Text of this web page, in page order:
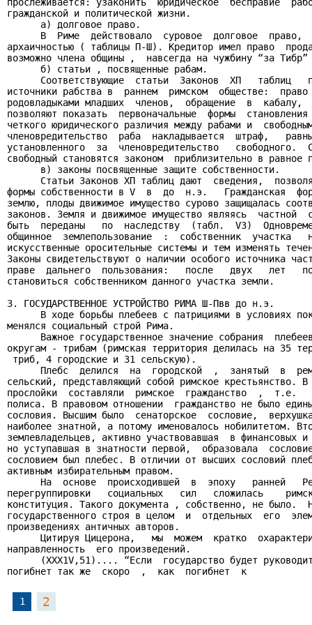
гражданской и политической жизни.
      а) долговое право.
В  Риме  действовало  суровое  долговое  право,
архаичностью ( таблицы П-Ш). Кредитор имел право
возможно члена общины ,  навсегда на чужбину “за
      б) статьи , посвященные рабам.
Соответствующие  статьи  Законов  ХП   таблиц
источники рабства в  раннем  римском  обществе:
родовладыками младших  членов,  обращение  в  кабалу,
позволяют показать  первоначальные  формы
четкого юридического различия между рабами и
членовредительство  раба  накладывается  штраф,
установленного  за  членовредительство   свободного.
свободный становятся законом  приблизительно в равное
      в) законы посвященные защите собственности.
Статьи Законов ХП таблиц дают  сведения,
формы собственности в V  в  до  н.э.   Гражданская
землю, плоды движимое имущество сурово защищалась
законов. Земля и движимое имущество являясь  частной
быть  переданы   по  наследству  (табл.  V3)
общинное  землепользование  :  собственник  участка
искусственные оросительные системы и тем изменять
Законы свидетельствуют о наличии особого источника
праве  дальнего  пользования:   после   двух   лет
становиться собственником данного участка земли.
3. ГОСУДАРСТВЕННОЕ УСТРОЙСТВО РИМА Ш-Пвв до н.э.
В ходе борьбы плебеев с патрициями в условиях
менялся социальный строй Рима.
Важное государственное значение собрания
округам - трибам (римская территория делилась на 35
триб, 4 городские и 31 сельскую).
Плебс  делился  на  городской  ,  занятый  в
сельский, представляющий собой римское крестьянство.
прослойки  составляли  римское  гражданство  ,  т.е.
полиса. В правовом отношении  гражданство не было
сословия. Высшим было  сенаторское  сословие,
наиболее знатной, а потому именовалось нобилитетом.
землевладельцев, активно участвовавшая  в финансовых
но уступавшая в знатности первой,  образовала
сословием был плебес. В отличии от высших сословий
активным избирательным правом.
На  основе  происходившей  в  эпоху   ранней
перегруппировки   социальных   сил   сложилась
конституция. Такого документа , собственно, не было.
государственного строя в целом  и  отдельных  его
произведениях античных авторов.
Цитируя Цицерона,   мы  можем  кратко
направленность  его произведений.
(ХХХ1V,51).... “Если  государство будет
погибнет так же  скоро  ,  как  погибнет  к
1 2